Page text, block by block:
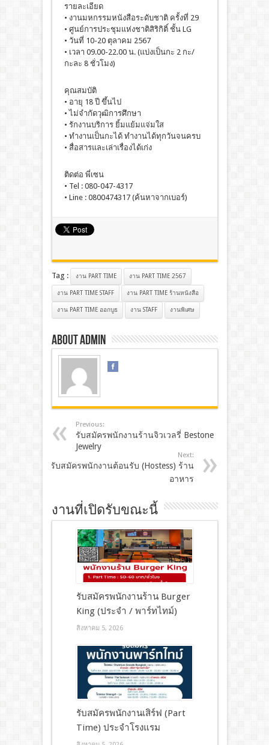
รายละเอียด
• งานมหกรรมหนังสือระดับชาติ ครั้งที่ 29
• ศูนย์การประชุมแห่งชาติสิริกิติ์ ชั้น LG
• วันที่ 10-20 ตุลาคม 2567
• เวลา 09.00-22.00 น. (แบ่งเป็นกะ 2 กะ/
กะละ 8 ชั่วโมง)
คุณสมบัติ
• อายุ 18 ปี ขึ้นไป
• ไม่จำกัดวุฒิการศึกษา
• รักงานบริการ ยิ้มแย้มแจ่มใส
• ทำงานเป็นกะได้ ทำงานได้ทุกวันจนครบ
• สื่อสารและเล่าเรื่องได้เก่ง
ติดต่อ พี่เซน
• Tel : 080-047-4317
• Line : 0800474317 (ค้นหาจากเบอร์)
Tag : งาน PART TIME งาน PART TIME 2567
งาน PART TIME STAFF งาน PART TIME ร้านหนังสือ
งาน PART TIME ออกบูธ งาน STAFF งานพิเศษ
About admin
Previous:
รับสมัครพนักงานร้านจิวเวลรี่ Bestone
Jewelry
Next:
รับสมัครพนักงานต้อนรับ (Hostess) ร้าน
อาหาร
งานที่เปิดรับขณะนี้
รับสมัครพนักงานร้าน Burger
King (ประจำ / พาร์ทไทม์)
สิงหาคม 5, 2026
รับสมัครพนักงานเสิร์ฟ (Part
Time) ประจำโรงแรม